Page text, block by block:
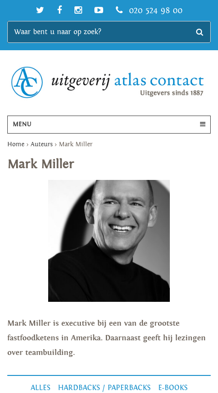
020 524 98 00
MENU
Home > Auteurs > Mark Miller
Mark Miller
Mark Miller is executive bij een van de grootste
fastfoodketens in Amerika. Daarnaast geeft hij lezingen
over teambuilding.
ALLES HARDBACKS / PAPERBACKS
E-BOOKS